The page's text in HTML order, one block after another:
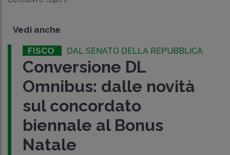
Vedi anche
FISCO DAL SENATO DELLA REPUBBLICA
Conversione DL
Omnibus: dalle novità
sul concordato
biennale al Bonus
Natale